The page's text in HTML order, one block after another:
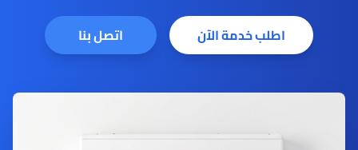
اطلب خدمة الآن اتصل بنا